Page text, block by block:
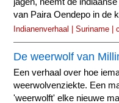
van Paira Oendepo in de
Indianenverhaal | Suriname |
De weerwolf van
Een verhaal over hoe
weerwolvenziekte. Een
'weerwolft' elke nieuwe